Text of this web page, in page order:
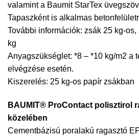
valamint a Baumit StarTex
Tapaszként is alkalmas
További információk: zsák 25 kg-
kg
Anyagszükséglet: *8 – *10 kg/m2 a
elvégzése esetén.
Kiszerelés: 25 kg-os papír zsákban
BAUMIT® ProContact polisztirol
közelében
Cementbázisú poralakú ragasztó